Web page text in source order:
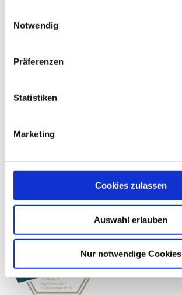
Notwendig
Präferenzen
Statistiken
Marketing
Cookies zulassen
Auswahl erlauben
Nur notwendige Cookies
Qualitätssicherung